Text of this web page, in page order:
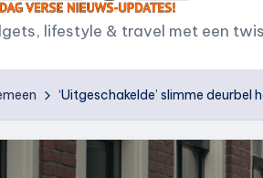
lifestyle & travel met een
‘Uitgeschakelde’ slimme